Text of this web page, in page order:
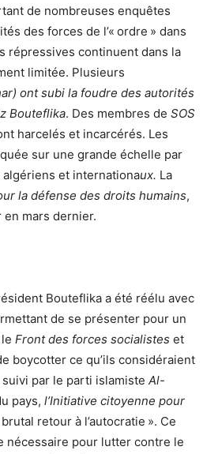
de nombreuses enquêtes
des forces de l’« ordre » dans
répressives continuent dans la
limitée. Plusieurs
ont subi la foudre des autorités
Bouteflika. Des membres de SOS
harcelés et incarcérés. Les
sur une grande échelle par
algériens et internationaux. La
la défense des droits humains,
mars dernier.
Bouteflika a été réélu avec
de se présenter pour un
Front des forces socialistes et
boycotter ce qu’ils considéraient
par le parti islamiste Al-
pays, l’Initiative citoyenne pour
retour à l’autocratie ». Ce
nécessaire pour lutter contre le